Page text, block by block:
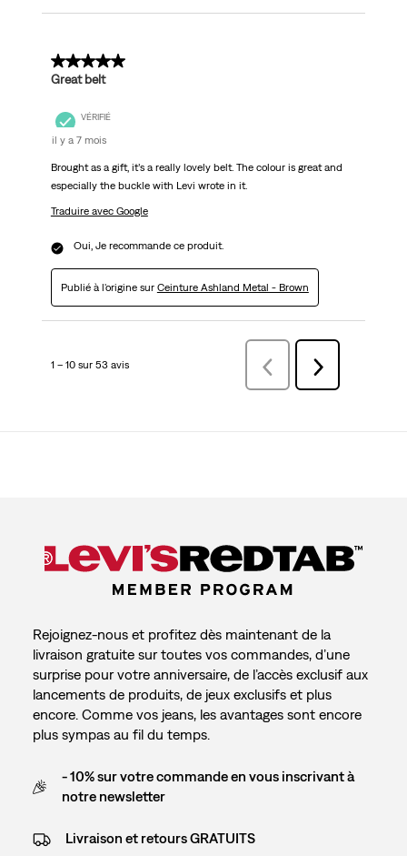
5 sur 5 étoiles.
Great belt
VÉRIFIÉ
il y a 7 mois
Brought as a gift, it’s a really lovely belt. The colour is great and
especially the buckle with Levi wrote in it.
Traduire avec Google
Oui, Je recommande ce produit.
Publié à l'origine sur Ceinture Ashland Metal - Brown
1 – 10 sur 53 avis PrécédentavisSuivant
avis
Rejoignez-nous et profitez dès maintenant de la
livraison gratuite sur toutes vos commandes, d’une
surprise pour votre anniversaire, de l’accès exclusif aux
lancements de produits, de jeux exclusifs et plus
encore. Comme vos jeans, les avantages sont encore
plus sympas au fil du temps.
- 10% sur votre commande en vous inscrivant à
notre newsletter
Livraison et retours GRATUITS